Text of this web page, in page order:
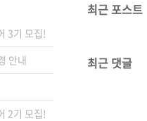
3기 모집!
안내
2기 모집!
최근 포스트
최근 댓글